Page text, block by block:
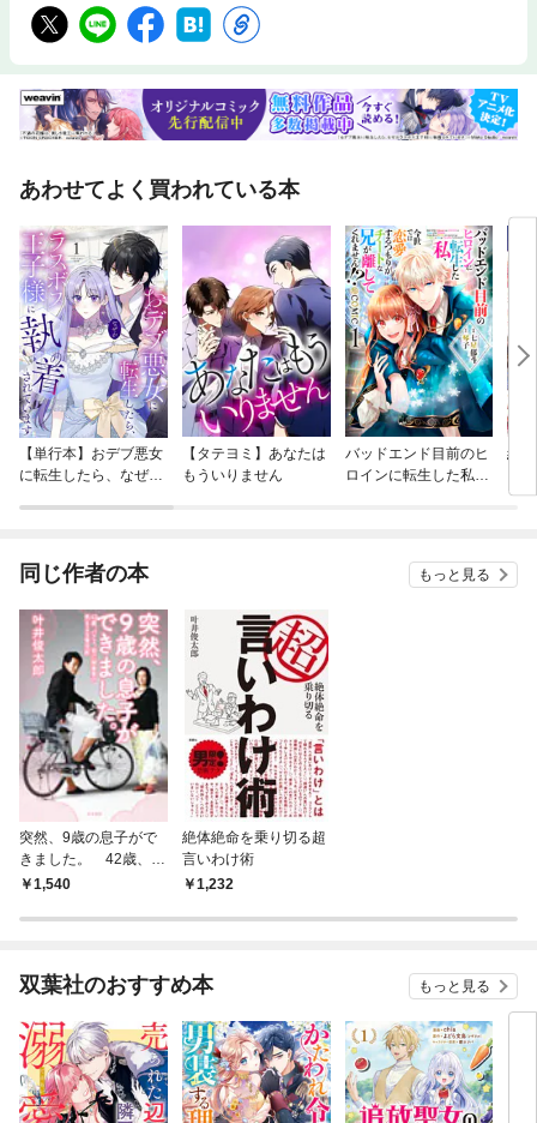
あわせてよく買われている本
【単行本】おデブ悪女
に転生したら、なぜか
【タテヨミ】あなたは
もういりません
バッドエンド目前のヒ
ロインに転生した私、
結
同じ作者の本 もっと見る
突然、9歳の息子がで
きました。 42歳、バ
ツ3、自己破産男の気
1,540
絶体絶命を乗り切る超
言いわけ術
1,232
双葉社のおすすめ本 もっと見る